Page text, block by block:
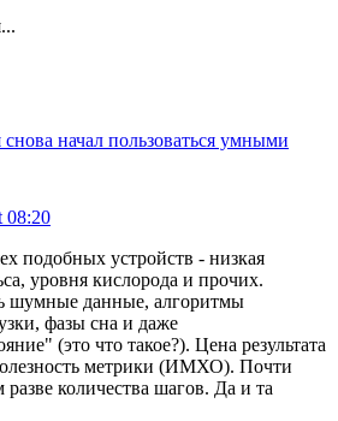
начал пользоваться умными
08:20
подобных устройств - низкая
уровня кислорода и прочих.
шумные данные, алгоритмы
фазы сна и даже
(это что такое?). Цена результата
метрики (ИМХО). Почти
количества шагов. Да и та